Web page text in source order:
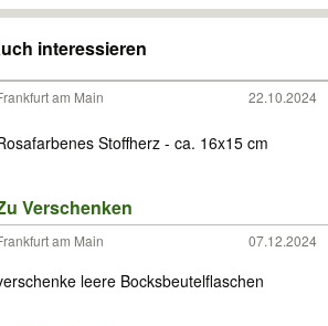
interessieren
am Main 22.10.2024
Stoffherz - ca. 16x15 cm
Verschenken
am Main 07.12.2024
leere Bocksbeutelflaschen